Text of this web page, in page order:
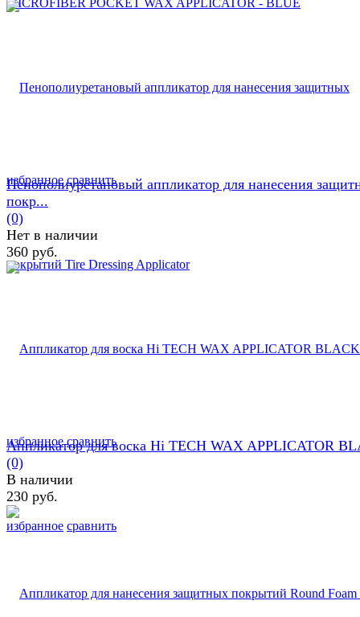
избранное сравнить
избранное сравнить
Пенополиуретановый аппликатор для нанесения
покр...
(0)
Нет в наличии
360 руб.
избранное сравнить
Аппликатор для воска Hi TECH WAX APPLICATOR
(0)
В наличии
230 руб.